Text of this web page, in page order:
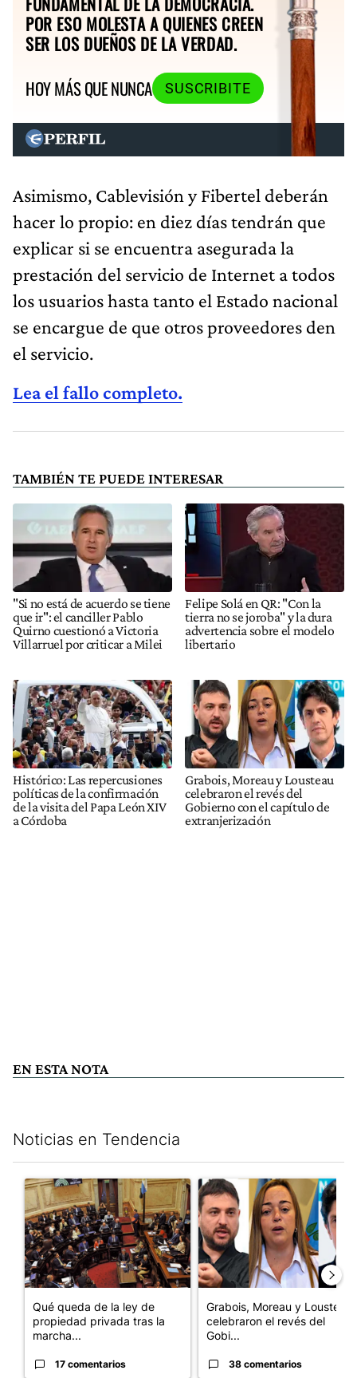
POR ESO MOLESTA A QUIENES CREEN
SER LOS DUEÑOS DE LA VERDAD.
HOY MÁS QUE NUNCA
SUSCRIBITE
Asimismo, Cablevisión y Fibertel deberán
hacer lo propio: en diez días tendrán que
explicar si se encuentra asegurada la
prestación del servicio de Internet a todos
los usuarios hasta tanto el Estado nacional
se encargue de que otros proveedores den
el servicio.
Lea el fallo completo.
TAMBIÉN TE PUEDE INTERESAR
"Si no está de acuerdo se tiene
que ir": el canciller Pablo
Quirno cuestionó a Victoria
Villarruel por criticar a Milei
Felipe Solá en QR: "Con la
tierra no se joroba" y la dura
advertencia sobre el modelo
libertario
Histórico: Las repercusiones
políticas de la confirmación
de la visita del Papa León XIV
a Córdoba
Grabois, Moreau y Lousteau
celebraron el revés del
Gobierno con el capítulo de
extranjerización
EN ESTA NOTA
Noticias en Tendencia
Un artículo de tendencia con el título "Qué queda de la ley de
Qué queda de la ley de
propiedad privada tras la
marcha...
17 comentarios
Un artículo de tendencia con
Grabois, Moreau y Lousteau
celebraron el revés del
Gobi...
38 comentarios